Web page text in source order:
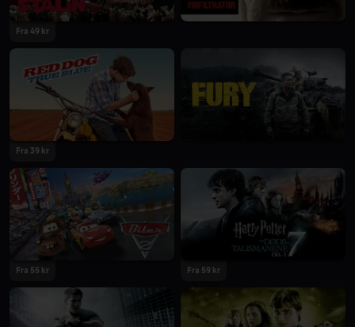
Fra 49 kr
Fra 39 kr
Fra 55 kr Fra 59 kr